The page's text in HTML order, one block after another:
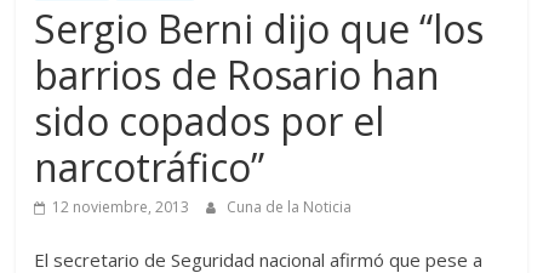
Sergio Berni dijo que “los
barrios de Rosario han
sido copados por el
narcotráfico”
12 noviembre, 2013 Cuna de la Noticia
El secretario de Seguridad nacional afirmó que pese a